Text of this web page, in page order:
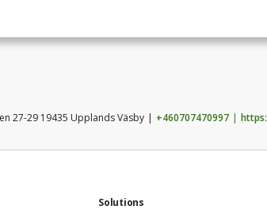
27-29 19435 Upplands Väsby +460707470997
Solutions